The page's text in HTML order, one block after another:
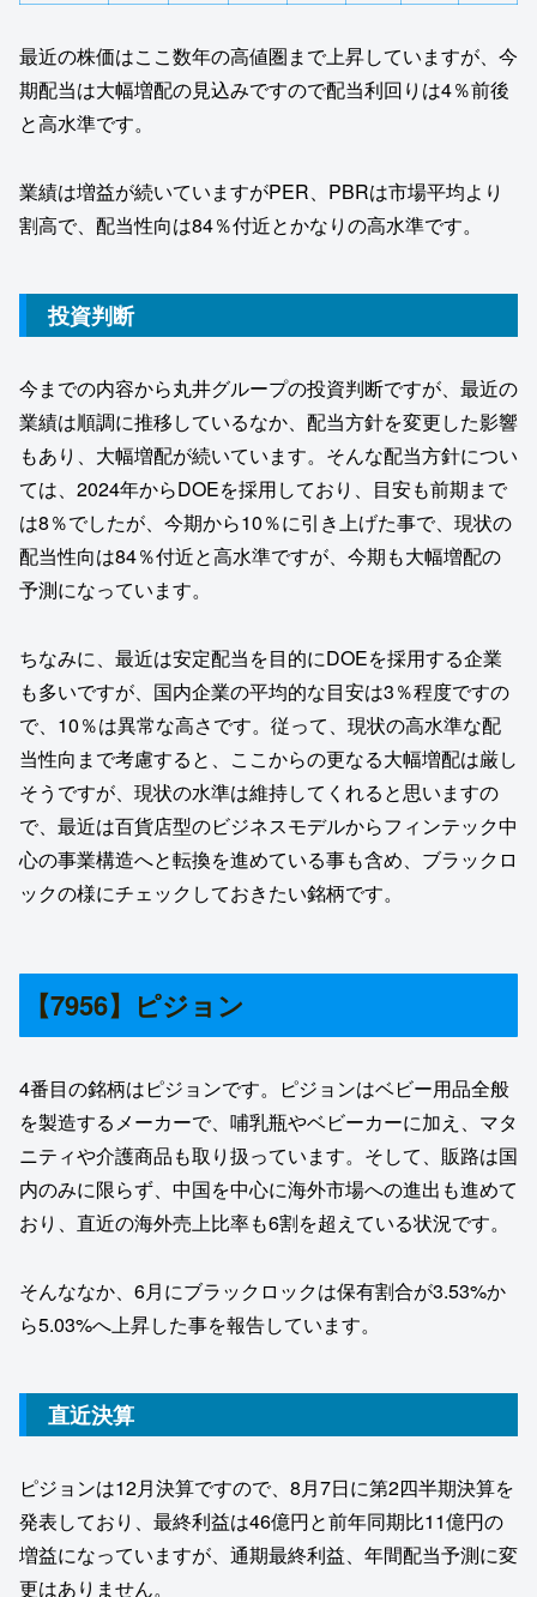
最近の株価はここ数年の高値圏まで上昇していますが、今
期配当は大幅増配の見込みですので配当利回りは4％前後
と高水準です。
業績は増益が続いていますがPER、PBRは市場平均より
割高で、配当性向は84％付近とかなりの高水準です。
投資判断
今までの内容から丸井グループの投資判断ですが、最近の
業績は順調に推移しているなか、配当方針を変更した影響
もあり、大幅増配が続いています。そんな配当方針につい
ては、2024年からDOEを採用しており、目安も前期まで
は8％でしたが、今期から10％に引き上げた事で、現状の
配当性向は84％付近と高水準ですが、今期も大幅増配の
予測になっています。
ちなみに、最近は安定配当を目的にDOEを採用する企業
も多いですが、国内企業の平均的な目安は3％程度ですの
で、10％は異常な高さです。従って、現状の高水準な配
当性向まで考慮すると、ここからの更なる大幅増配は厳し
そうですが、現状の水準は維持してくれると思いますの
で、最近は百貨店型のビジネスモデルからフィンテック中
心の事業構造へと転換を進めている事も含め、ブラックロ
ックの様にチェックしておきたい銘柄です。
【7956】ピジョン
4番目の銘柄はピジョンです。ピジョンはベビー用品全般
を製造するメーカーで、哺乳瓶やベビーカーに加え、マタ
ニティや介護商品も取り扱っています。そして、販路は国
内のみに限らず、中国を中心に海外市場への進出も進めて
おり、直近の海外売上比率も6割を超えている状況です。
そんななか、6月にブラックロックは保有割合が3.53%か
ら5.03%へ上昇した事を報告しています。
直近決算
ピジョンは12月決算ですので、8月7日に第2四半期決算を
発表しており、最終利益は46億円と前年同期比11億円の
増益になっていますが、通期最終利益、年間配当予測に変
更はありません。